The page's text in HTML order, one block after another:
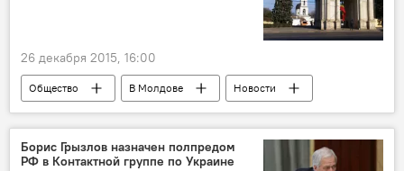
Милосердие
26 декабря 2015, 16:00
Общество В Молдове
Новости
Кишинев
Борис Грызлов назначен полпредом
РФ в Контактной группе по Украине